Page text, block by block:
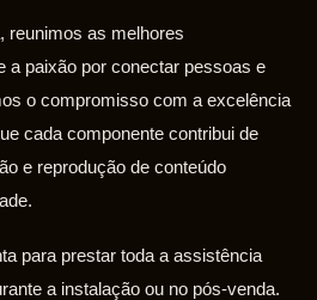
reunimos as melhores
a paixão por conectar pessoas e
o compromisso com a excelência
cada componente contribui de
e reprodução de conteúdo
para prestar toda a assistência
a instalação ou no pós-venda.